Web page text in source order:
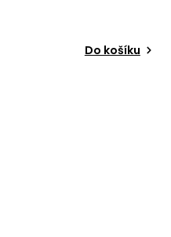
Do košíku